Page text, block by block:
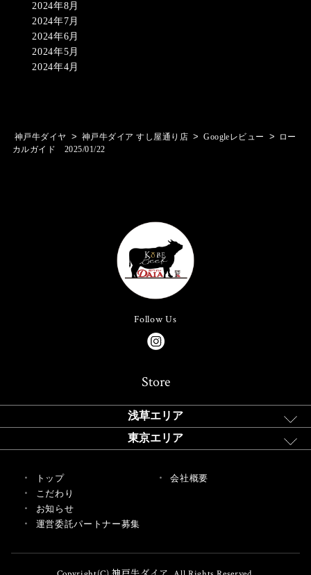
2024年8月
2024年7月
2024年6月
2024年5月
2024年4月
神戸牛ダイヤ > 神戸牛ダイア すし屋通り店 > Googleレビュー >
ロー
カルガイド 2025/01/22
Follow Us
Store
浅草エリア
東京エリア
トップ
こだわり
お知らせ
運営委託パートナー募集
会社概要